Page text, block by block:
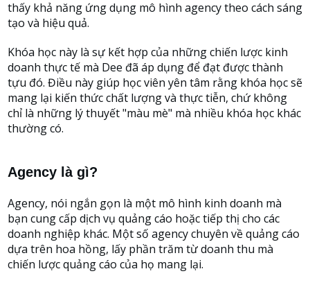
thấy khả năng ứng dụng mô hình agency theo cách sáng
tạo và hiệu quả.
Khóa học này là sự kết hợp của những chiến lược kinh
doanh thực tế mà Dee đã áp dụng để đạt được thành
tựu đó. Điều này giúp học viên yên tâm rằng khóa học sẽ
mang lại kiến thức chất lượng và thực tiễn, chứ không
chỉ là những lý thuyết "màu mè" mà nhiều khóa học khác
thường có.
Agency là gì?
Agency, nói ngắn gọn là một mô hình kinh doanh mà
bạn cung cấp dịch vụ quảng cáo hoặc tiếp thị cho các
doanh nghiệp khác. Một số agency chuyên về quảng cáo
dựa trên hoa hồng, lấy phần trăm từ doanh thu mà
chiến lược quảng cáo của họ mang lại.